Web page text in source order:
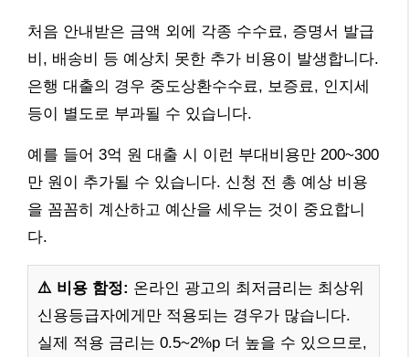
처음 안내받은 금액 외에 각종 수수료, 증명서 발급
비, 배송비 등 예상치 못한 추가 비용이 발생합니다.
은행 대출의 경우 중도상환수수료, 보증료, 인지세
등이 별도로 부과될 수 있습니다.
예를 들어 3억 원 대출 시 이런 부대비용만 200~300
만 원이 추가될 수 있습니다. 신청 전 총 예상 비용
을 꼼꼼히 계산하고 예산을 세우는 것이 중요합니
다.
⚠️ 비용 함정: 온라인 광고의 최저금리는 최상위
신용등급자에게만 적용되는 경우가 많습니다.
실제 적용 금리는 0.5~2%p 더 높을 수 있으므로,